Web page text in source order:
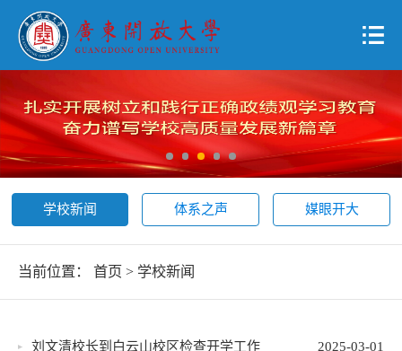
学校新闻 体系之声 媒眼开大
当前位置： 首页 > 学校新闻
2025-03-01
刘文清校长到白云山校区检查开学工作